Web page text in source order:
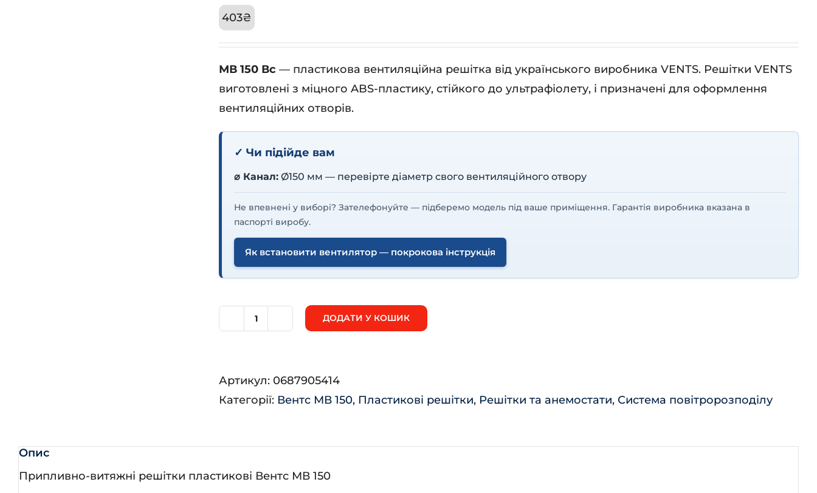
403₴
МВ 150 Вс — пластикова вентиляційна решітка від українського виробника VENTS. Решітки VENTS
виготовлені з міцного ABS-пластику, стійкого до ультрафіолету, і призначені для оформлення
вентиляційних отворів.
✓ Чи підійде вам
⌀ Канал: Ø150 мм — перевірте діаметр свого вентиляційного отвору
Не впевнені у виборі? Зателефонуйте — підберемо модель під ваше приміщення. Гарантія виробника вказана в
паспорті виробу.
Як встановити вентилятор — покрокова інструкція
кількість
ДОДАТИ У КОШИК
Артикул: 0687905414
Категорії: Вентс МВ 150, Пластикові решітки, Решітки та анемостати, Система повітророзподілу
Опис
Припливно-витяжні решітки пластикові Вентс МВ 150